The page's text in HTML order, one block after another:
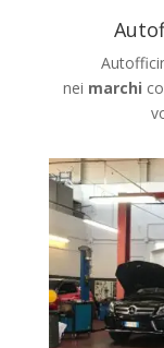
nei marchi